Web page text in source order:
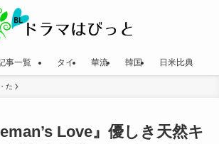
事一覧 タイ 華流 韓国 日米比典
た
Love』優しき天然キ